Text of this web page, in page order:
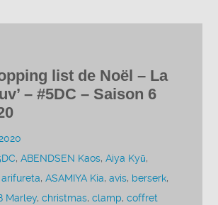
list de Noël – La
– #5DC – Saison 6
,ABENDSEN Kaos,Aiya Kyū,
arifureta,ASAMIYA Kia,avis, berserk,
Marley,christmas,clamp,coffret